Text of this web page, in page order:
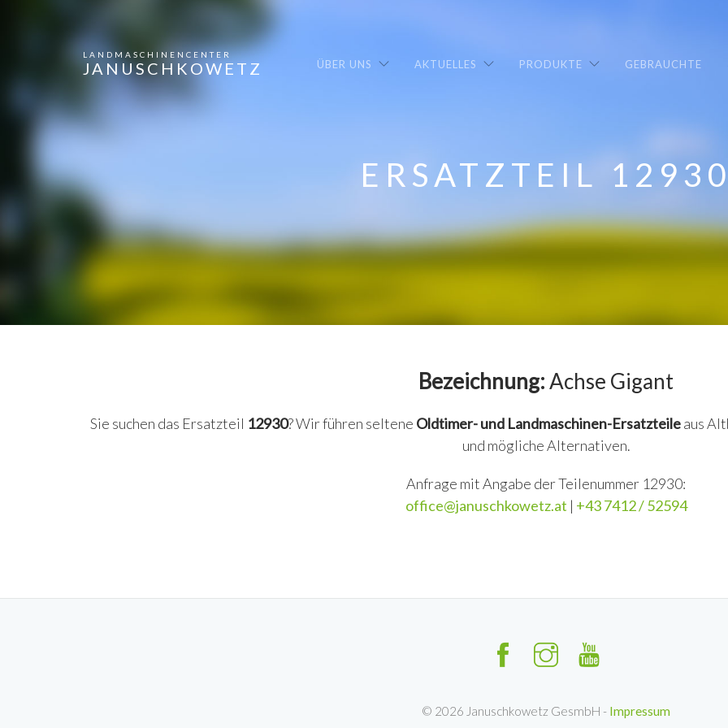
LANDMASCHINENCENTER
JANUSCHKOWETZ ÜBER UNS AKTUELLES PRODUKTE GEBRAUCHTE
ERSATZTEIL 12930
Bezeichnung:Achse Gigant
Sie suchen das Ersatzteil 12930? Wir führen seltene Oldtimer- und Landmaschinen-Ersatzteileaus
und mögliche Alternativen.
Anfrage mit Angabe der Teilenummer 12930:
office@januschkowetz.at | +43 7412 / 52594
© 2026 Januschkowetz GesmbH - Impressum